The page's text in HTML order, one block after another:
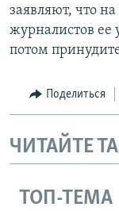
заявляют, что
журналистов ее
потом
Поделиться
ЧИТАЙТЕ
ТОП-ТЕМА